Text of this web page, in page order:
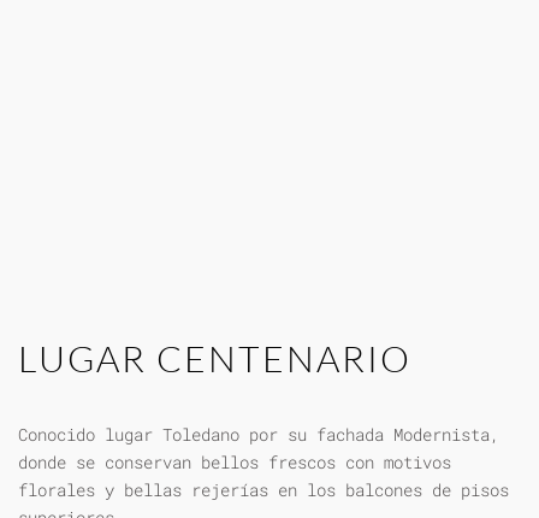
LUGAR CENTENARIO
Conocido lugar Toledano por su fachada Modernista,
donde se conservan bellos frescos con motivos
florales y bellas rejerías en los balcones de pisos